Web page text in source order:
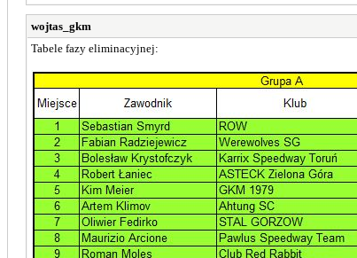
wojtas_gkm
Tabele fazy eliminacyjnej: